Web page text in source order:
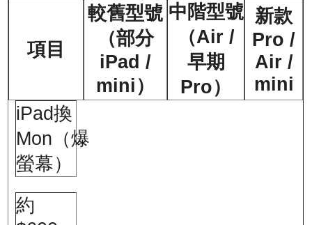
項目
較舊型號
（部分
iPad /
mini）
中階型號
（Air /
早期
Pro）
新款
Pro /
Air /
mini
iPad換
Mon（爆
螢幕）
約